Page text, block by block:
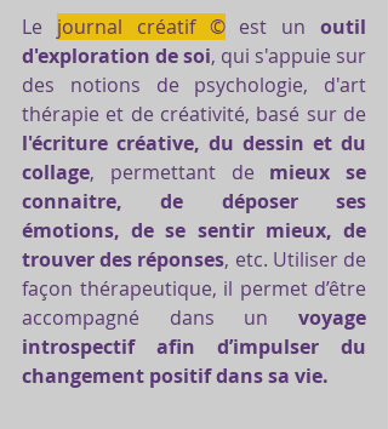
Le journal créatif © est un outil
d'exploration de soi, qui s'appuie sur
des notions de psychologie, d'art
l'écriture créative, du dessin et du
collage, permettant de mieux se
connaitre, de déposer ses
émotions, de se sentir mieux, de
trouver des réponses, etc. Utiliser de
façon thérapeutique, il permet d’être
accompagné dans un voyage
introspectif afin d’impulser du
changement positif dans sa vie.